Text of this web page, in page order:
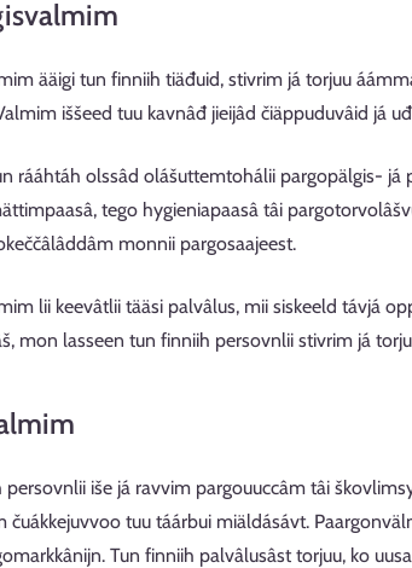
ääigi tun finniih tiäđuid, stivrim já torjuu
iššeed tuu kavnâđ jieijâd čiäppuduvâid já
rááhtáh olssâd olášuttemtohálii pargopälgis-
tego hygieniapaasâ tâi
monnii pargosaajeest.
lii keevâtlii tääsi palvâlus, mii siskeeld távjá
mon lasseen tun finniih persovnlii stivrim já
persovnlii iše já ravvim pargouuccâm tâi
čuákkejuvvoo tuu táárbui miäldásávt.
Tun finniih palvâlusâst torjuu, ko